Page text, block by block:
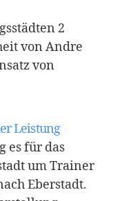
2
von Andre
von
bei der 1.
verlor,
Partie für
durch die
Leistung
es für das
um Trainer
Eberstadt.